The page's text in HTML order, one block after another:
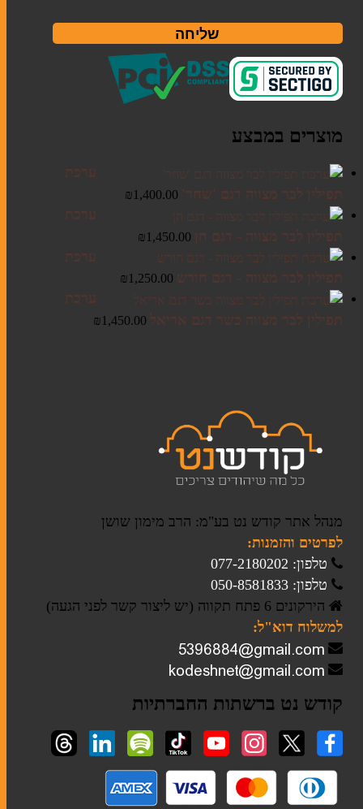
שליחה
מוצרים במבצע
ערכת
תפילין לבר מצווה דגם 'שחר'
₪1,400.00
ערכת
תפילין לבר מצווה - דגם חן
₪1,450.00
ערכת
תפילין לבר מצווה - דגם חורש
₪1,250.00
ערכת
תפילין לבר מצווה כשר דגם אריאל
₪1,450.00
מנהל אתר קודש נט בע"מ: הרב מימון שושן
לפרטים והזמנות:
טלפון: 077-2180202
טלפון: 050-8581833
הירקונים 6 פתח תקווה (יש ליצור קשר לפני הגעה)
למשלוח דוא"ל:
קודש נט ברשתות החברתיות
קלף מזוזה
ערכות מזוזות
סוגי תפילין
ערכות תפילין לבר מצווה
תיקים לטלית ולתפילין
ליתוגרפיות
מזכרות
מזכרות לאירועים
פסח
תיקים לטלית ולתפילין